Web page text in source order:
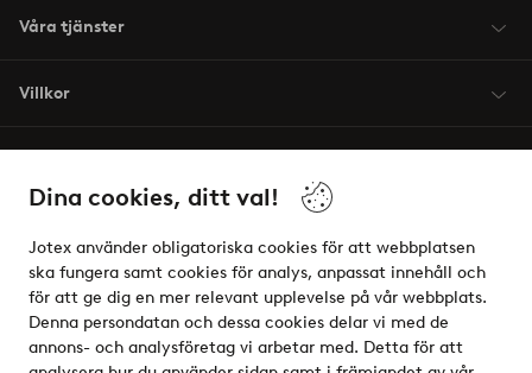
Dina cookies, ditt val!
Jotex använder obligatoriska cookies för att webbplatsen
ska fungera samt cookies för analys, anpassat innehåll och
för att ge dig en mer relevant upplevelse på vår webbplats.
Denna persondatan och dessa cookies delar vi med de
annons- och analysföretag vi arbetar med. Detta för att
Våra tjänster
Villkor
Säkra betalningar - Betala direkt eller dela upp
Vill du veta mer om våra betalalternativ?